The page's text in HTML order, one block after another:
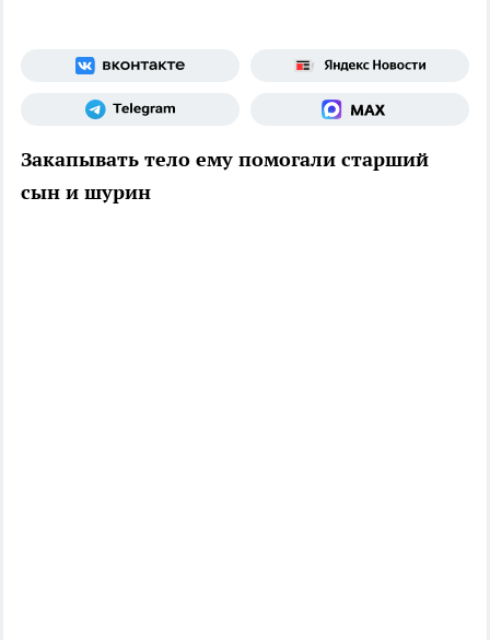
Закапывать тело ему помогали старший
сын и шурин